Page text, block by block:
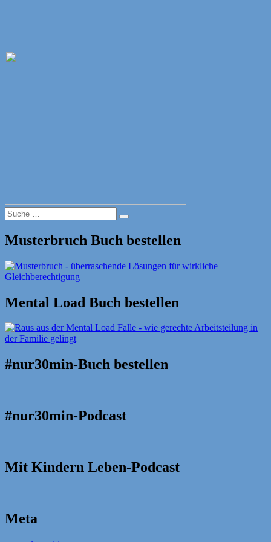
Suche
nach:
Suche
Musterbruch Buch bestellen
Mental Load Buch bestellen
#nur30min-Buch bestellen
#nur30min-Podcast
Mit Kindern Leben-Podcast
Meta